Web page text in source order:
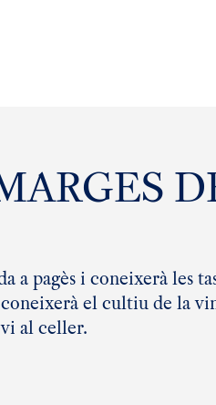
a pagès i coneixerà les
el cultiu de la
al celler.